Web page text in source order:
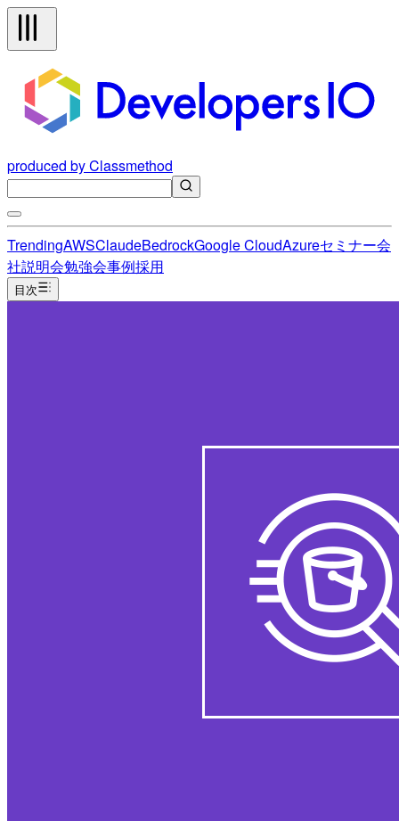
produced by Classmethod
TrendingAWSClaudeBedrockGoogle CloudAzureセミナー会
社説明会勉強会事例採用
目次